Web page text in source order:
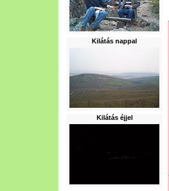
Kilátás nappal
Kilátás éjjel